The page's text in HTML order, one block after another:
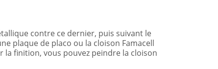
contre ce dernier, puis suivant le
plaque de placo ou la cloison Famacell
la finition, vous pouvez peindre la cloison